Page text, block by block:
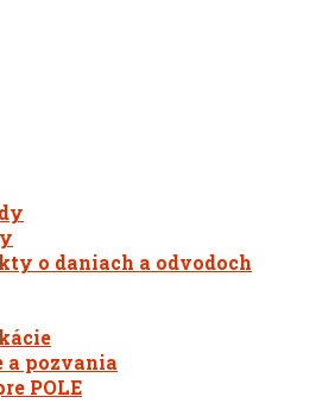
o daniach a odvodoch
a pozvania
POLE